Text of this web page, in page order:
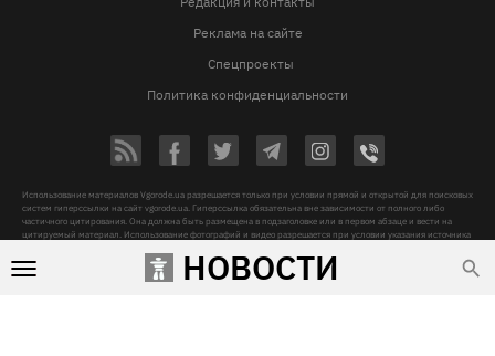
НОВОСТИ
Реклама на сайте
Спецпроекты
Политика конфиденциальности
Использование материалов Vgorode.ua разрешается только при условии прямой и открытой для поисковых
систем гиперссылки на сайт vgorode.ua. Гиперссылка обязательна вне зависимости от полного либо
частичного цитирования. Она должна быть размещена в подзаголовке или в первом абзаце и вести на
цитируемый материал. Использование фотографий и видео разрешается при условии указания источника
Любое копирование, перепечатка и воспроизведение фотографических произведений и/или
аудиовизуальных произведений правообладателя Getty Images – строго запрещается.